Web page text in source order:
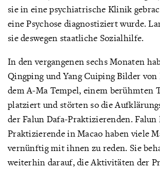
sie in eine psychiatrische Klinik
eine Psychose diagnostiziert wurde.
sie deswegen staatliche Sozialhilfe.
In den vergangenen sechs Monaten
Qingping und Yang Cuiping Bilder von
dem A-Ma Tempel, einem berühmten
platziert und störten so die
der Falun Dafa-Praktizierenden. Falun
Praktizierende in Macao haben viele
vernünftig mit ihnen zu reden. Sie
weiterhin darauf, die Aktivitäten der